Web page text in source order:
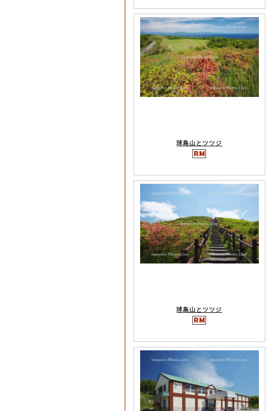
球島山とツツジ
球島山とツツジ